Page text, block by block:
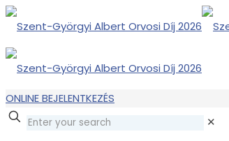
ONLINE BEJELENTKEZÉS
✕